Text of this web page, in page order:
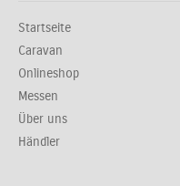
Startseite
Caravan
Onlineshop
Messen
Über uns
Händler